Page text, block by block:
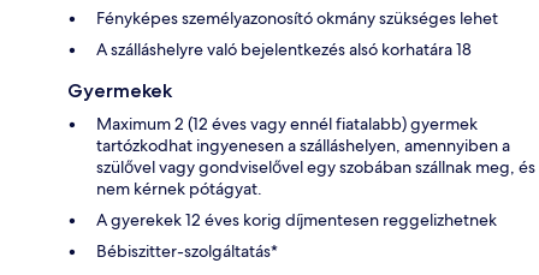
Fényképes személyazonosító okmány szükséges lehet
A szálláshelyre való bejelentkezés alsó korhatára 18
Gyermekek
Maximum 2 (12 éves vagy ennél fiatalabb) gyermek
tartózkodhat ingyenesen a szálláshelyen, amennyiben a
szülővel vagy gondviselővel egy szobában szállnak meg, és
nem kérnek pótágyat.
A gyerekek 12 éves korig díjmentesen reggelizhetnek
Bébiszitter-szolgáltatás*